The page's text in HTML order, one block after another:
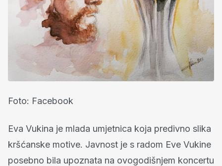
Foto: Facebook
Eva Vukina je mlada umjetnica koja predivno slika
kršćanske motive. Javnost je s radom Eve Vukine
posebno bila upoznata na ovogodišnjem koncertu